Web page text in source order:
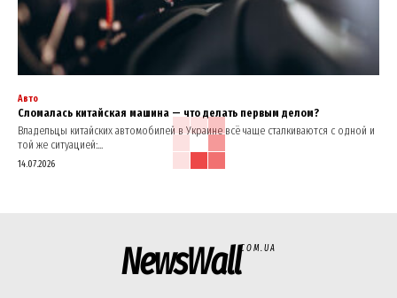
Авто
Сломалась китайская машина — что делать первым делом?
Владельцы китайских автомобилей в Украине всё чаще сталкиваются с одной и
той же ситуацией:...
14.07.2026
NewsWallCOM.UA